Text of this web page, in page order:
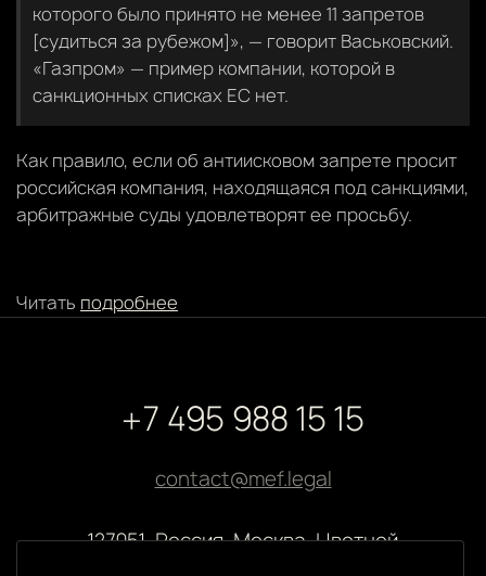
которого было принято не менее 11 запретов
[судиться за рубежом]», — говорит Васьковский.
«Газпром» — пример компании, которой в
санкционных списках ЕС нет.
Как правило, если об антиисковом запрете просит
российская компания, находящаяся под санкциями,
арбитражные суды удовлетворят ее просьбу.
Читать подробнее
+7 495 988 15 15
contact@mef.legal
127051, Россия, Москва, Цветной